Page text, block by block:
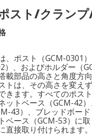
スト/クラン
、ポスト（GCM-0301
）、およびホルダー（
載部品の高さと角度方
トは、その高さを変え
きます。すべてのポス
ットベース（GCM-42
43）、ブレッドボード
ベース（GCM-53）に
直接取り付けられます。